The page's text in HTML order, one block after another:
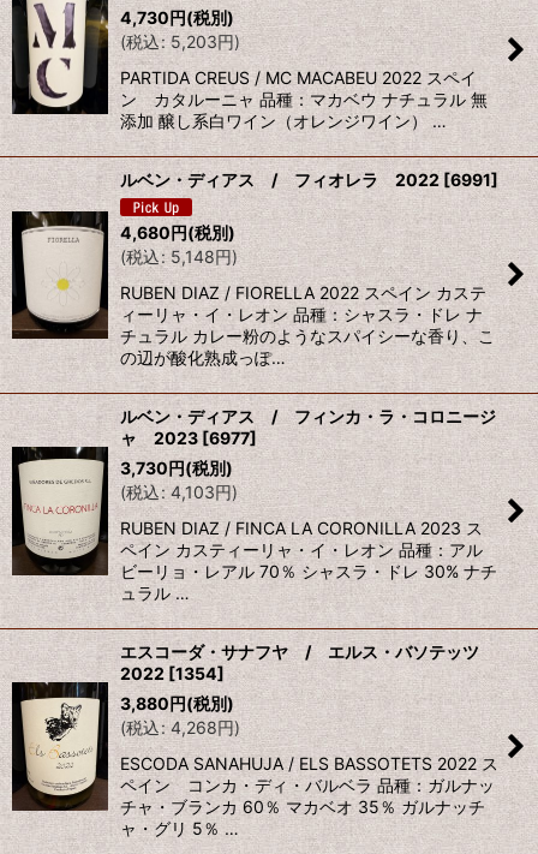
4,730円(税別)
(税込: 5,203円)
PARTIDA CREUS / MC MACABEU 2022 スペイ
ン カタルーニャ 品種：マカベウ ナチュラル 無
添加 醸し系白ワイン（オレンジワイン） …
ルベン・ディアス / フィオレラ 2022 [6991]
4,680円(税別)
(税込: 5,148円)
RUBEN DIAZ / FIORELLA 2022 スペイン カステ
ィーリャ・イ・レオン 品種：シャスラ・ドレ ナ
チュラル カレー粉のようなスパイシーな香り、こ
の辺が酸化熟成っぽ…
ルベン・ディアス / フィンカ・ラ・コロニージ
ャ 2023[6977]
3,730円(税別)
(税込: 4,103円)
RUBEN DIAZ / FINCA LA CORONILLA 2023 ス
ペイン カスティーリャ・イ・レオン 品種：アル
ビーリョ・レアル 70％ シャスラ・ドレ 30% ナチ
ュラル …
エスコーダ・サナフヤ / エルス・バソテッツ
2022 [1354]
3,880円(税別)
(税込: 4,268円)
ESCODA SANAHUJA / ELS BASSOTETS 2022 ス
ペイン コンカ・ディ・バルベラ 品種：ガルナッ
チャ・ブランカ 60％ マカベオ 35％ ガルナッチ
ャ・グリ 5％ …